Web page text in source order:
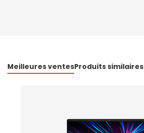
Meilleures ventesProduits similaires